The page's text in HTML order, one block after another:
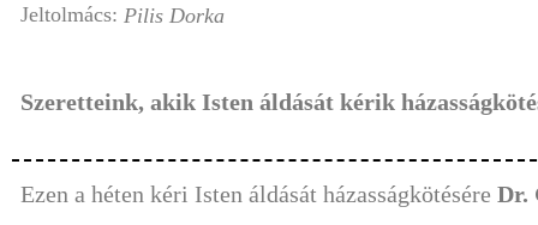
Jeltolmács: Pilis Dorka
Szeretteink, akik Isten áldását kérik
Ezen a héten kéri Isten áldását házasságkötésére Dr.